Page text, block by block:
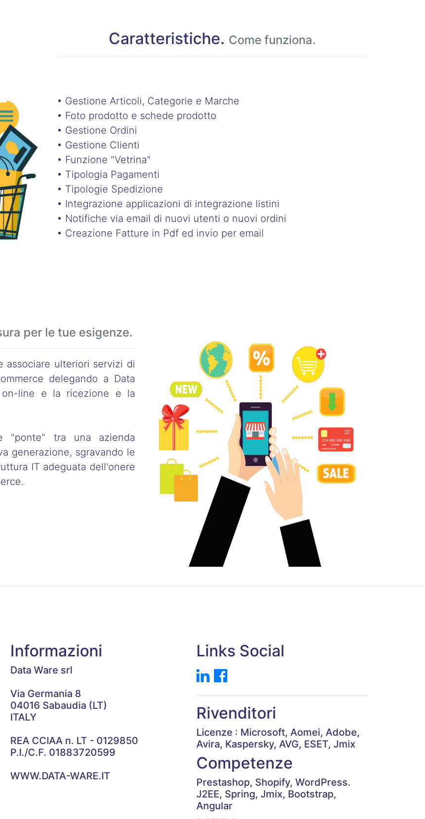
Caratteristiche. Come funziona.
• Gestione Articoli, Categorie e Marche
• Foto prodotto e schede prodotto
• Gestione Ordini
• Gestione Clienti
• Funzione "Vetrina"
• Tipologia Pagamenti
• Tipologie Spedizione
• Integrazione applicazioni di integrazione listini
• Notifiche via email di nuovi utenti o nuovi ordini
• Creazione Fatture in Pdf ed invio per email
per le tue esigenze.
associare ulteriori servizi di
delegando a Data
on-line e la ricezione e la
"ponte" tra una azienda
generazione, sgravando le
IT adeguata dell'onere
Informazioni
Data Ware srl
Via Germania 8
04016 Sabaudia (LT)
ITALY
REA CCIAA n. LT - 0129850
P.I./C.F. 01883720599
WWW.DATA-WARE.IT
Links Social
Rivenditori
Licenze : Microsoft, Aomei, Adobe,
Avira, Kaspersky, AVG, ESET, Jmix
Competenze
Prestashop, Shopify, WordPress.
J2EE, Spring, Jmix, Bootstrap,
Angular